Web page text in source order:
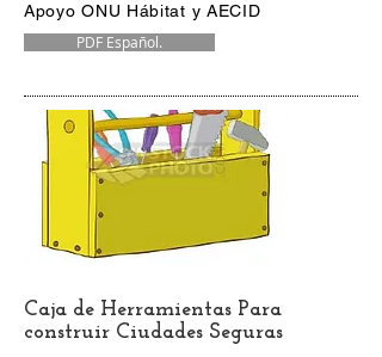
Apoyo ONU Hábitat y AECID
PDF Español.
Caja de Herramientas Para
construir Ciudades Seguras